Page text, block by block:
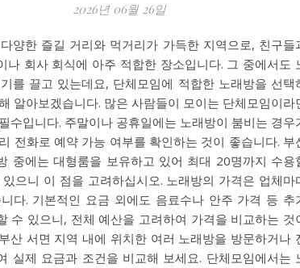
2026년 06월 26일
양한 즐길 거리와 먹거리가 가득한 지역으로, 친구들
나 회사 회식에 아주 적합한 장소입니다. 그 중에서도
를 끌고 있는데요, 단체모임에 적합한 노래방을 선택
알아보겠습니다. 많은 사람들이 모이는 단체모임이라
수입니다. 주말이나 공휴일에는 노래방이 붐비는 경우
전화로 예약 가능 여부를 확인하는 것이 좋습니다. 부
중에는 대형룸을 보유하고 있어 최대 20명까지 수용
으니 이 점을 고려하십시오. 노래방의 가격은 업체마
다. 기본적인 요금 외에도 음료수나 안주 가격 등 추
수 있으니, 전체 예산을 고려하여 가격을 비교하는 것
산 서면 지역 내에 위치한 여러 노래방을 방문하거나
실제 요금과 조건을 비교해 보세요. 단체모임에서는